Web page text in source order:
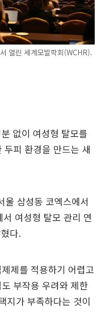
열린 세계모발학회(WCHR).
없이 여성형 탈모를
피 환경을 만드는 새
울 삼성동 코엑스에서
여성형 탈모 관리 연
다.
제를 적용하기 어렵고
부작용 우려와 제한
지가 부족하다는 것이